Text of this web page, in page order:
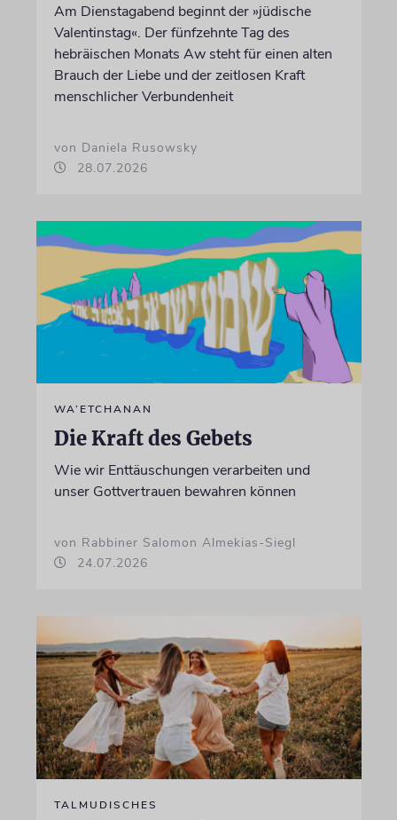
Am Dienstagabend beginnt der »jüdische
Valentinstag«. Der fünfzehnte Tag des
hebräischen Monats Aw steht für einen alten
Brauch der Liebe und der zeitlosen Kraft
menschlicher Verbundenheit
von Daniela Rusowsky
28.07.2026
WA’ETCHANAN
Die Kraft des Gebets
Wie wir Enttäuschungen verarbeiten und
unser Gottvertrauen bewahren können
von Rabbiner Salomon Almekias-Siegl
24.07.2026
TALMUDISCHES